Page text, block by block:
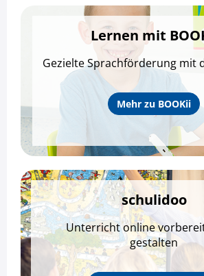
Lernen mit
Gezielte Sprachförderung mit
Mehr zu BOOKii
schulidoo
Unterricht online
gestalten